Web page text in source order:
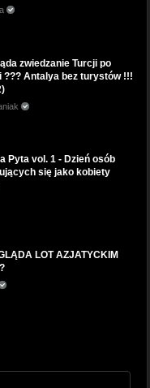
zwiedzanie Turcji po
??? Antalya bez turystów !!!
Pyta vol. 1 - Dzień osób
się jako kobiety
LOT AZJATYCKIM